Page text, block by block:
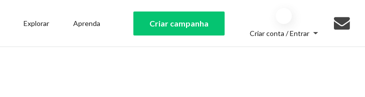
Explorar Aprenda Criar campanha
Criar conta / Entrar